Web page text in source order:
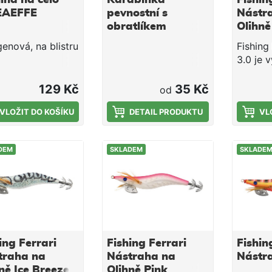
na blistru
129 Kč
VLOŽIT DO KOŠÍKU
pevnostní s
obratlíkem
od 35 Kč
DETAIL PRODUKTU
Olihně
3.0 je
sépií
Délka:
aby
pod
Natural
Ferrari
na
SKLADEM
Fishing Ferrari
Nástraha na
SKLADEM